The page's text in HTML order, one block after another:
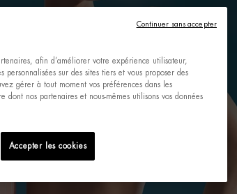
afin d’améliorer votre expérience utilisateur,
sur des sites tiers et vous proposer des
gérer à tout moment vos préférences dans les
nos partenaires et nous-mêmes utilisons vos données
Accepter les cookies
Continuer sans accepter